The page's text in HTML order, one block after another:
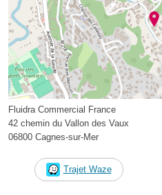
Fluidra Commercial France
42 chemin du Vallon des Vaux
06800 Cagnes-sur-Mer
Trajet Waze